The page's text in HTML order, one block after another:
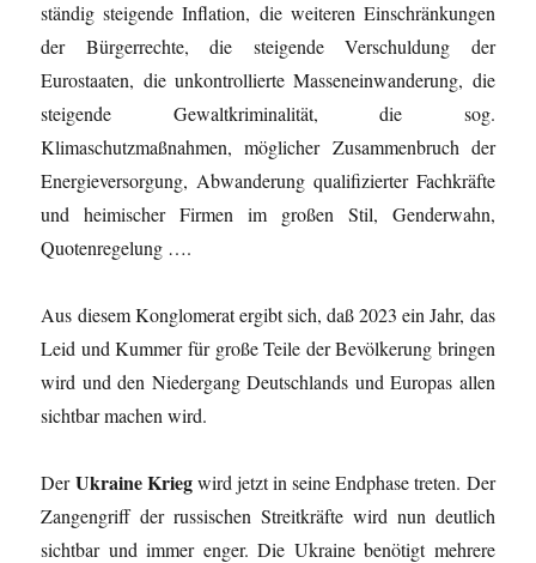
ständig steigende Inflation, die weiteren Einschränkungen
der Bürgerrechte, die steigende Verschuldung der
Eurostaaten, die unkontrollierte Masseneinwanderung, die
steigende Gewaltkriminalität, die sog.
Klimaschutzmaßnahmen, möglicher Zusammenbruch der
Energieversorgung, Abwanderung qualifizierter Fachkräfte
und heimischer Firmen im großen Stil, Genderwahn,
Quotenregelung ….
Aus diesem Konglomerat ergibt sich, daß 2023 ein Jahr, das
Leid und Kummer für große Teile der Bevölkerung bringen
wird und den Niedergang Deutschlands und Europas allen
sichtbar machen wird.
DerUkraine Kriegwird jetzt in seine Endphase treten. Der
Zangengriff der russischen Streitkräfte wird nun deutlich
sichtbar und immer enger. Die Ukraine benötigt mehrere